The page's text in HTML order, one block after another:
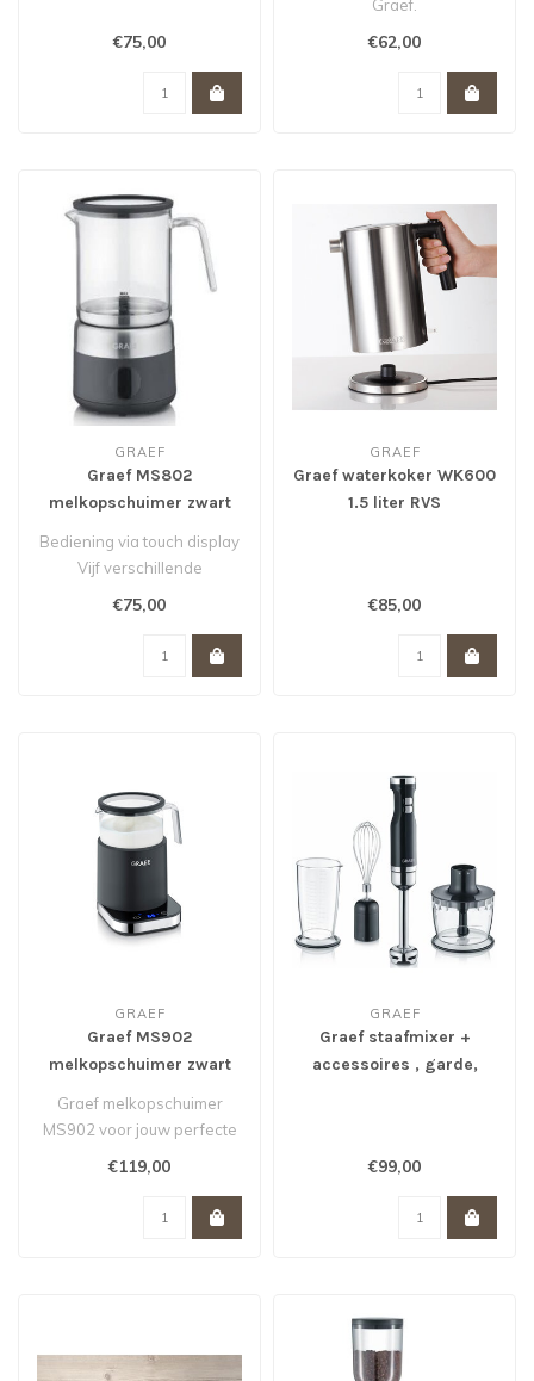
€75,00
Graef.
€62,00
GRAEF
Graef MS802
melkopschuimer zwart
Bediening via touch display
Vijf verschillende
€75,00
GRAEF
Graef waterkoker WK600
1.5 liter RVS
€85,00
GRAEF
Graef MS902
melkopschuimer zwart
Graef melkopschuimer
MS902 voor jouw perfecte
capuccino, latte machiato of
€119,00
GRAEF
Graef staafmixer +
accessoires , garde,
€99,00